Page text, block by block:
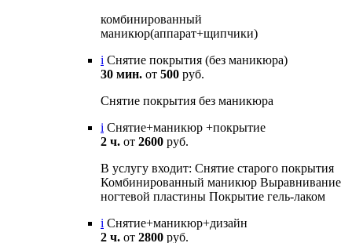
комбинированный
маникюр(аппарат+щипчики)
i Снятие покрытия (без маникюра)
30 мин. от 500 руб.
Снятие покрытия без маникюра
i Снятие+маникюр +покрытие
2 ч. от 2600 руб.
В услугу входит: Снятие старого покрытия
Комбинированный маникюр Выравнивание
ногтевой пластины Покрытие гель-лаком
i Снятие+маникюр+дизайн
2 ч. от 2800 руб.